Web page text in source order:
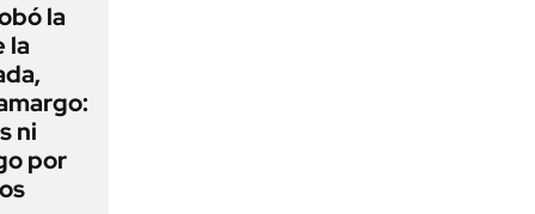
la
la
ni
por